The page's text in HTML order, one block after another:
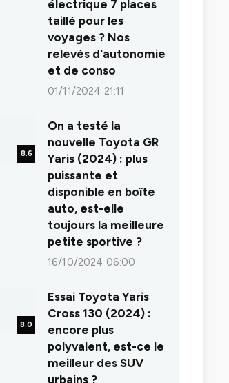
électrique 7 places
taillé pour les
voyages ? Nos
relevés d'autonomie
et de conso
01/11/2024 21:11
8.6
On a testé la
nouvelle Toyota GR
Yaris (2024) : plus
puissante et
disponible en boîte
auto, est-elle
toujours la meilleure
petite sportive ?
16/10/2024 06:00
8.0
Essai Toyota Yaris
Cross 130 (2024) :
encore plus
polyvalent, est-ce le
meilleur des SUV
urbains ?